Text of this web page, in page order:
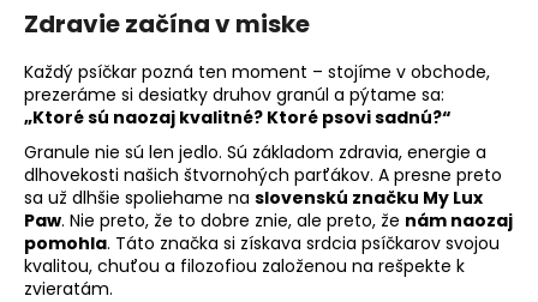
Zdravie začína v miske
Každý psíčkar pozná ten moment – stojíme v obchode,
prezeráme si desiatky druhov granúl a pýtame sa:
„Ktoré sú naozaj kvalitné? Ktoré psovi sadnú?“
Granule nie sú len jedlo. Sú základom zdravia, energie a
dlhovekosti našich štvornohých parťákov. A presne preto
sa už dlhšie spoliehame na slovenskú značku My Lux
Paw. Nie preto, že to dobre znie, ale preto, že nám naozaj
pomohla. Táto značka si získava srdcia psíčkarov svojou
kvalitou, chuťou a filozofiou založenou na rešpekte k
zvieratám.
s
?
HĽADAŤ